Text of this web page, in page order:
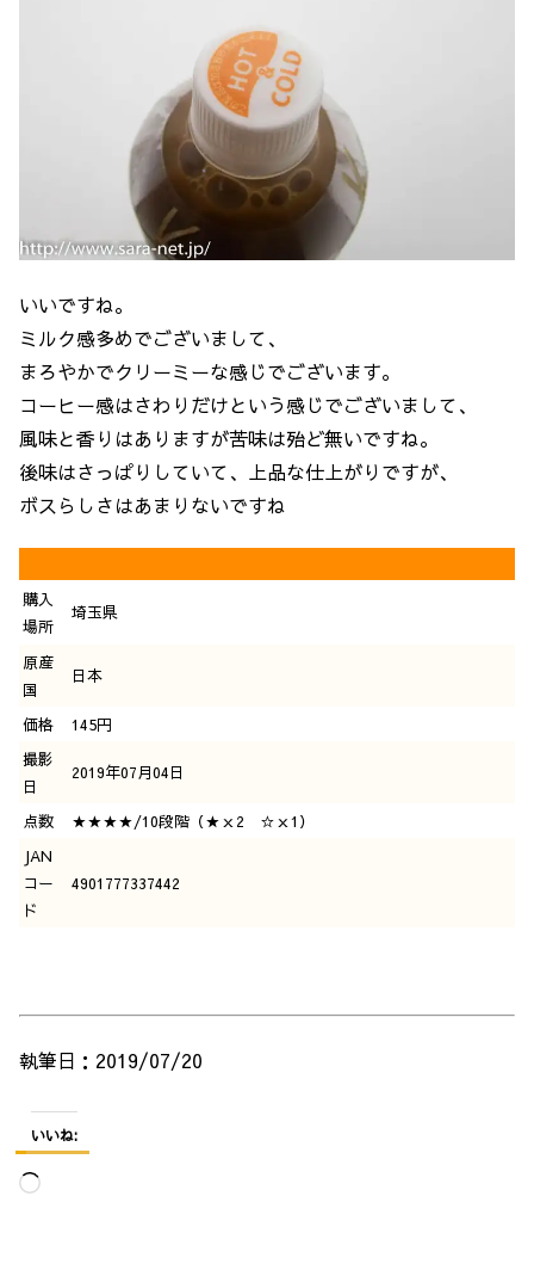
いいですね。
ミルク感多めでございまして、
まろやかでクリーミーな感じでございます。
コーヒー感はさわりだけという感じでございまして、
風味と香りはありますが苦味は殆ど無いですね。
後味はさっぱりしていて、上品な仕上がりですが、
ボスらしさはあまりないですね
購入
場所
埼玉県
原産
国
日本
価格
145円
撮影
日
2019年07月04日
点数
★★★★/10段階（★ｘ2 ☆ｘ1）
JAN
コー
ド
4901777337442
執筆日：2019/07/20
いいね:
読